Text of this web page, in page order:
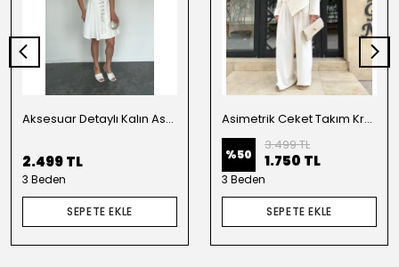
Aksesuar Detaylı Kalın Askılı Elbise Beyaz
2.499 TL
3 Beden
SEPETE EKLE
Asimetrik Ceket Takım Krem
%50
3.499 TL
1.750 TL
3 Beden
SEPETE EKLE